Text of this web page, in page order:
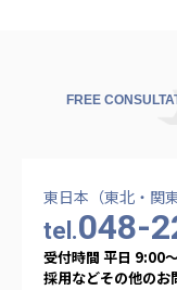
FREE
東日本（東北・関
tel.048-
受付時間 平日 9:00
採用などその他の